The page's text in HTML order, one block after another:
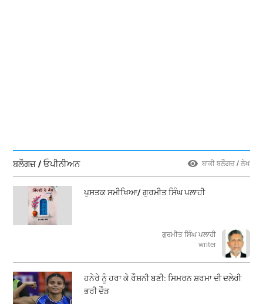
ਬਲੌਗਜ਼ / ਓਪੀਨੀਅਨ ਬਾਕੀ ਬਲੌਗਜ਼ / ਲੇਖ
ਪੁਸਤਕ ਸਮੀਖਿਆ/ ਗੁਰਮੀਤ ਸਿੰਘ ਪਲਾਹੀ
ਗੁਰਮੀਤ ਸਿੰਘ ਪਲਾਹੀ
writer
ਹਨੇਰੇ ਨੂੰ ਹਰਾ ਕੇ ਰੌਸ਼ਨੀ ਬਣੀ: ਸਿਮਰਨ ਸ਼ਰਮਾ ਦੀ ਦਲੇਰੀ
ਭਰੀ ਦੌੜ